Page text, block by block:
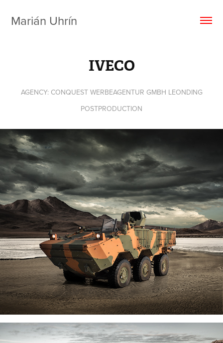
Marián Uhrín
IVECO
AGENCY: CONQUEST WERBEAGENTUR GMBH LEONDING
POSTPRODUCTION